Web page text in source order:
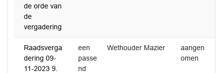
de orde van
de
vergadering
Raadsverga
dering 09-
11-2023 9.
een
passe
nd
Wethouder Mazier
aangen
omen